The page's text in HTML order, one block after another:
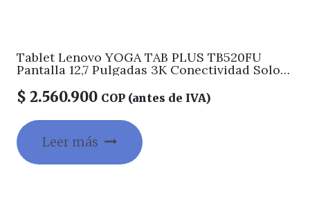
Tablet Lenovo YOGA TAB PLUS TB520FU
Pantalla 12,7 Pulgadas 3K Conectividad Solo
Color Cerceta de marea Incluye teclado y
Lapiz
$ 2.560.900 COP (antes de IVA)
Leer más